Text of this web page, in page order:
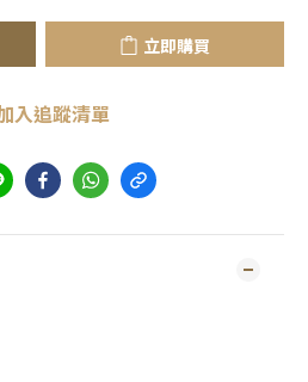
立即購買
入追蹤清單